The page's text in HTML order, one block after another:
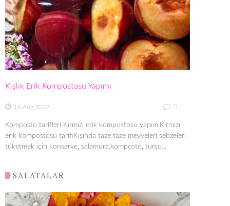
Kışlık Erik Kompostosu Yapımı
16 Aug 2022 0
Komposto tarifleri Kırmızı erik kompostosu yapımıKırmızı
erik kompostosu tarifiKışında taze taze meyveleri sebzeleri
tüketmek için konserve, salamura,komposto, turşu...
SALATALAR